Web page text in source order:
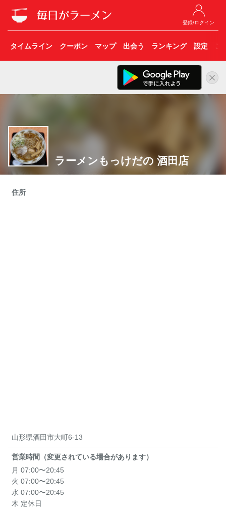
登録/ログイン
タイムライン クーポン マップ 出会う ランキング 設定 こ
ラーメンもっけだの 酒田店
住所
山形県酒田市大町6-13
営業時間（変更されている場合があります）
月 07:00〜20:45
火 07:00〜20:45
水 07:00〜20:45
木 定休日